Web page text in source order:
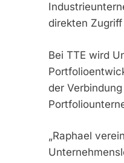
direkten
Bei TTE wird
der
„Raphael